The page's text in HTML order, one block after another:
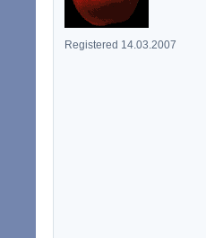
Registered 14.03.2007